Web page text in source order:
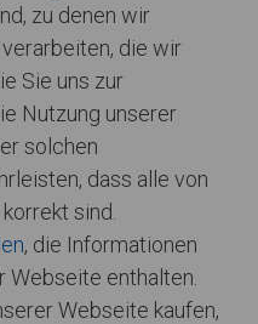
zu denen wir
die wir
Sie uns zur
Nutzung unserer
solchen
dass alle von
sind.
, die Informationen
Webseite enthalten.
Webseite kaufen,